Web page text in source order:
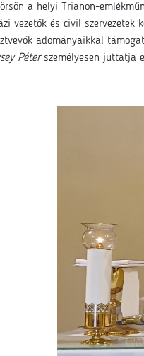
a helyi Trianon-
vezetők és civil
adományaikkal
Péterszemélyesen juttatja